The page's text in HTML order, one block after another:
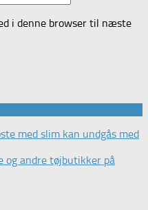
i denne browser til næste
med slim kan undgås med
og andre tøjbutikker på